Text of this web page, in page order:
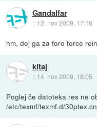
Gandalfar
:: 12. nov 2009, 17:16
hm, dej ga za foro force
kitaj
:: 14. nov 2009, 18:05
Poglej če datoteka res ne
/etc/texmf/texmf.d/